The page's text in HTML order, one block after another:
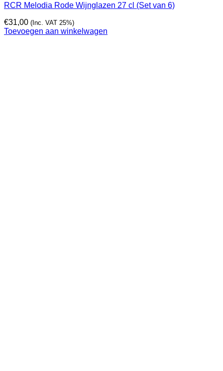
RCR Melodia Rode Wijnglazen 27 cl (Set van 6)
€31,00 (Inc. VAT 25%)
Toevoegen aan winkelwagen